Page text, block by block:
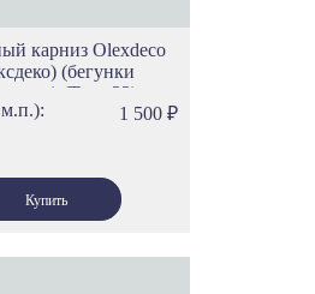
карниз Olexdeco
(бегунки
(Трек 32)
1 500 ₽